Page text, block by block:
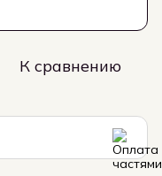
К сравнению